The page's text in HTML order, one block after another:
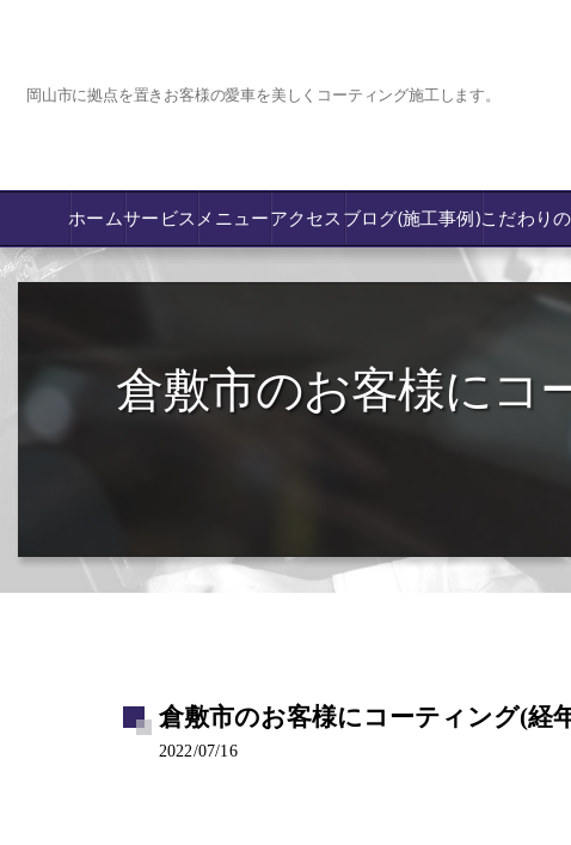
岡山市に拠点を置きお客様の愛車を美しくコーティング施工します。
ホームサービス メニュー
フロントガラス飛び石傷/補修修理か交換/費
カー用品取付･車販売･買取(ﾄﾞﾗﾚｺ･ﾅﾋﾞ等)
アクセス ブログ(施工事例)こだわり
倉敷市のお客様にコ
倉敷市のお客様にコーティング(経
2022/07/16